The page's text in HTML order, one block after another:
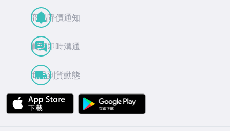
商品降價通知
買賣即時溝通
商品到貨動態
APP Store